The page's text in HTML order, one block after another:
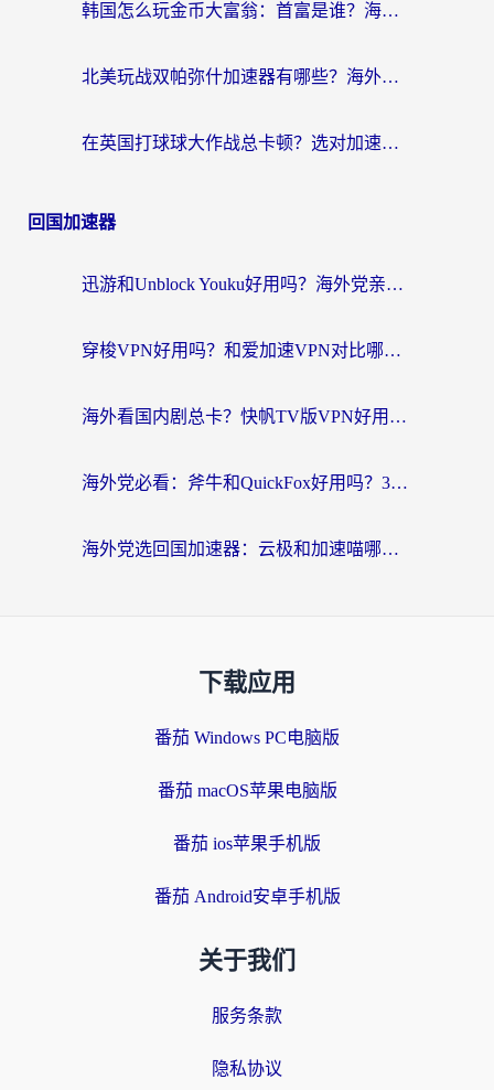
韩国怎么玩金币大富翁：首富是谁？海外党国服游戏加速全攻略
北美玩战双帕弥什加速器有哪些？海外党亲测好用的国服加速指南
在英国打球球大作战总卡顿？选对加速器让你告别延迟（附实测攻略）
回国加速器
迅游和Unblock Youku好用吗？海外党亲测：3个维度教你选对回国加速器
穿梭VPN好用吗？和爱加速VPN对比哪个回国效果更好？海外党必看的实用指南
海外看国内剧总卡？快帆TV版VPN好用吗？和海牛VPN对比哪个回国效果更好？
海外党必看：斧牛和QuickFox好用吗？3步选对回国加速器，无缝刷国内剧玩游戏
海外党选回国加速器：云极和加速喵哪个好？附3款热门工具实测对比
下载应用
番茄 Windows PC电脑版
番茄 macOS苹果电脑版
番茄 ios苹果手机版
番茄 Android安卓手机版
关于我们
服务条款
隐私协议